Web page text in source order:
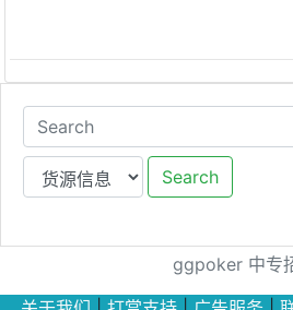
Search
ggpoker 中专